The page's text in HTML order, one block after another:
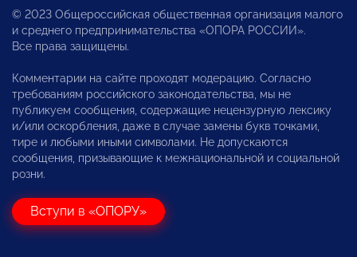
© 2023 Общероссийская общественная организация малого
и среднего предпринимательства «ОПОРА РОССИИ».
Все права защищены.
Комментарии на сайте проходят модерацию. Согласно
требованиям российского законодательства, мы не
публикуем сообщения, содержащие нецензурную лексику
и/или оскорбления, даже в случае замены букв точками,
тире и любыми иными символами. Не допускаются
сообщения, призывающие к межнациональной и социальной
розни.
Вступи в «ОПОРУ»